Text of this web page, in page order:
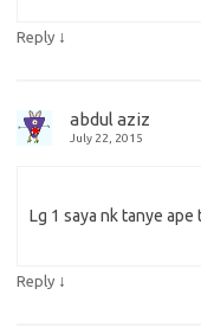
Reply ↓
abdul aziz
July 22, 2015
Lg 1 saya nk tanye
Reply ↓